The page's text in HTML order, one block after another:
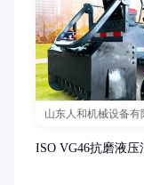
山东人和机械设备有
ISO VG46抗磨液压